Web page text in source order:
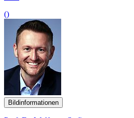
()
Bildinformationen